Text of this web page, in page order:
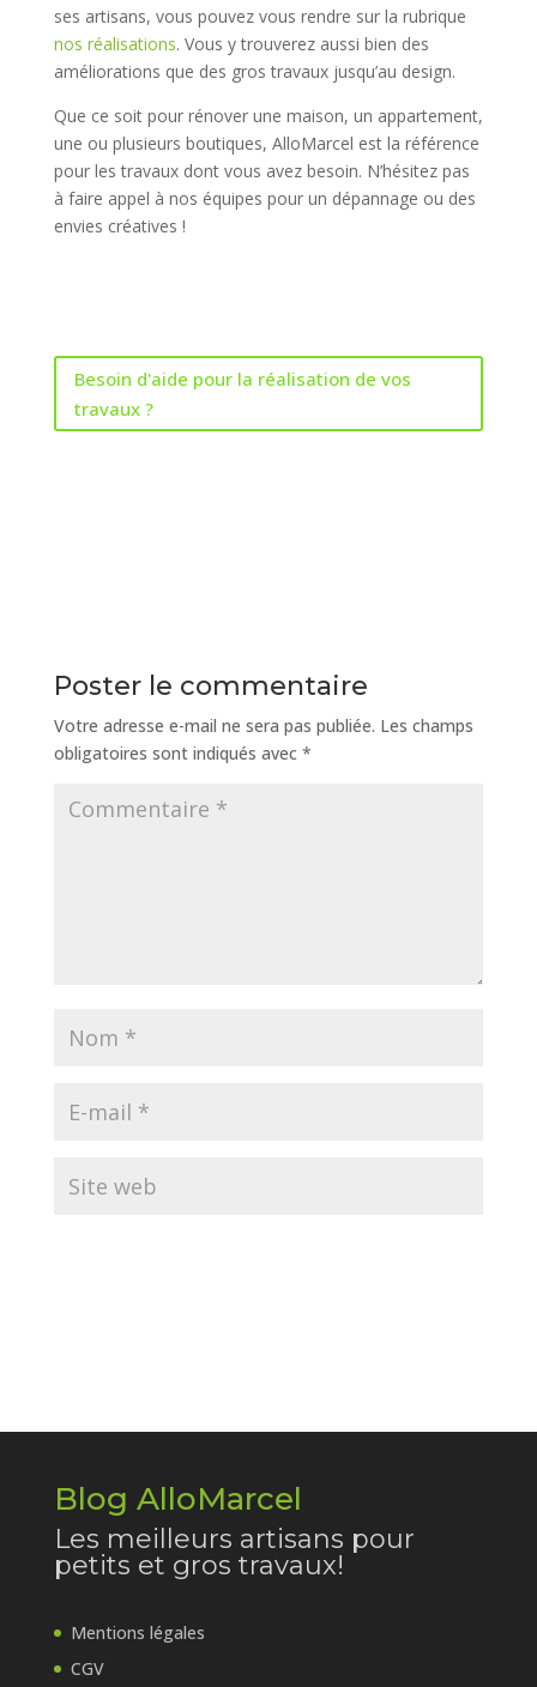
ses artisans, vous pouvez vous rendre sur la rubrique
nos réalisations. Vous y trouverez aussi bien des
améliorations que des gros travaux jusqu’au design.
Que ce soit pour rénover une maison, un appartement,
une ou plusieurs boutiques, AlloMarcel est la référence
pour les travaux dont vous avez besoin. N’hésitez pas
à faire appel à nos équipes pour un dépannage ou des
envies créatives !
Besoin d'aide pour la réalisation de vos
travaux ?
Poster le commentaire
Votre adresse e-mail ne sera pas publiée. Les champs
obligatoires sont indiqués avec *
Blog AlloMarcel
Les meilleurs artisans pour
petits et gros travaux!
Mentions légales
CGV